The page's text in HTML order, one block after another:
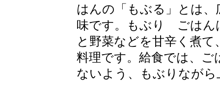
はんの「もぶる」とは
味です。もぶり ごはん
と野菜などを甘辛く煮
料理です。給食では、
ないよう、もぶりなが